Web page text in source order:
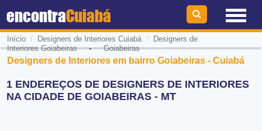
encontraCuiabá
Início / Designers de Interiores Cuiabá/
Designers de
Interiores Goiabeiras-Goiabeiras
Designers de Interiores em bairro Goiabeiras - Cuiabá
1 ENDEREÇOS DE DESIGNERS DE INTERIORES
NA CIDADE DE GOIABEIRAS - MT